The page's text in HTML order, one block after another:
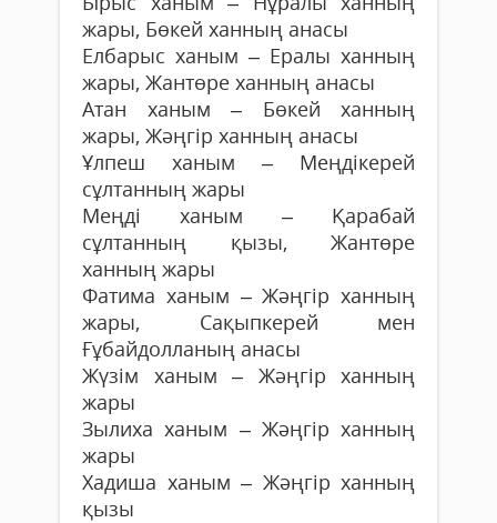
жары, Бөкей ханның анасы
Елбарыс ханым – Ералы ханның
жары, Жантөре ханның анасы
Атан ханым – Бөкей ханның
жары, Жәңгір ханның анасы
Ұлпеш ханым – Меңдікерей
сұлтанның жары
Меңді ханым – Қарабай
сұлтанның қызы, Жантөре
ханның жары
Фатима ханым – Жәңгір ханның
жары, Сақыпкерей мен
Ғұбайдолланың анасы
Жүзім ханым – Жәңгір ханның
жары
Зылиха ханым – Жәңгір ханның
жары
Хадиша ханым – Жәңгір ханның
қызы